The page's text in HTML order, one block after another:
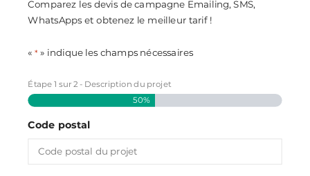
Comparez les devis de campagne Emailing, SMS,
WhatsApps et obtenez le meilleur tarif !
«* » indique les champs nécessaires
Étape1 sur2 - Description du projet
50%
Code postal